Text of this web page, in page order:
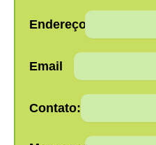
Endereço:
Email
Contato: